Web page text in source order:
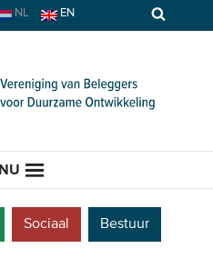
NL EN
Sociaal Bestuur